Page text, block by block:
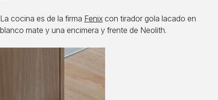
La cocina es de la firma Fenix con tirador gola lacado en
blanco mate y una encimera y frente de Neolith.